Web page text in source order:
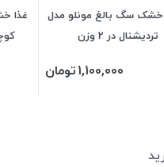
خشک سگ بالغ مونلو مدل
تردیشنال در 2 وزن
1,100,000تومان
غذا